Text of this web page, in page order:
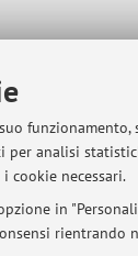
analisi
cookie necessari.
in
rientrando